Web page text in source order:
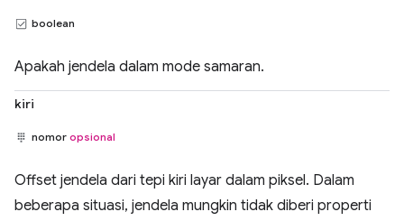
boolean
Apakah jendela dalam mode samaran.
kiri
nomor opsional
Offset jendela dari tepi kiri layar dalam piksel. Dalam
beberapa situasi, jendela mungkin tidak diberi properti